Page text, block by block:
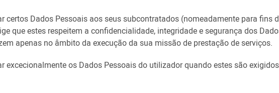
certos Dados Pessoais aos seus subcontratados (nomeadamente para fins
que estes respeitem a confidencialidade, integridade e segurança dos
apenas no âmbito da execução da sua missão de prestação de serviços.
excecionalmente os Dados Pessoais do utilizador quando estes são